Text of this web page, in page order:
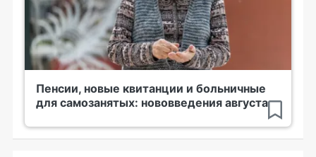
Пенсии, новые квитанции и больничные
для самозанятых: нововведения августа